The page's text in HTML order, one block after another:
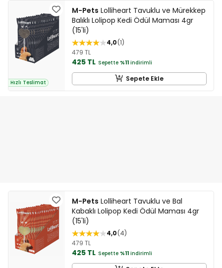
Hızlı Teslimat
M-Pets Lolliheart Tavuklu ve Mürekkep
Balıklı Lolipop Kedi Ödül Maması 4gr
(15'li)
4,0 1
479 TL
425 TL Sepette %11 indirimli
Sepete Ekle
M-Pets Lolliheart Tavuklu ve Bal
Kabaklı Lolipop Kedi Ödül Maması 4gr
(15'li)
4,0 4
479 TL
425 TL Sepette %11 indirimli